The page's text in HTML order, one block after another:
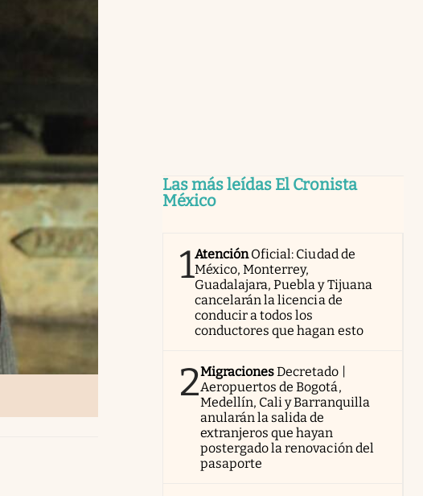
Las más leídas El Cronista
México
1AtenciónOficial: Ciudad de
México, Monterrey,
Guadalajara, Puebla y Tijuana
cancelarán la licencia de
conducir a todos los
conductores que hagan esto
2MigracionesDecretado |
Aeropuertos de Bogotá,
Medellín, Cali y Barranquilla
anularán la salida de
extranjeros que hayan
postergado la renovación del
pasaporte